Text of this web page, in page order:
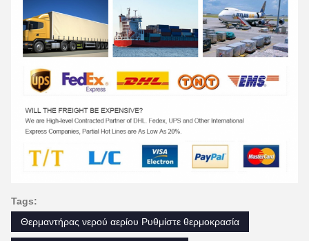
Tags:
Θερμαντήρας νερού αερίου Ρυθμίστε θερμοκρασία